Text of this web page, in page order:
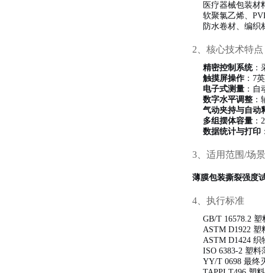
医疗器械包装材
软聚氯乙烯、
防水卷材、编织
2、核心技术特点
精密控制系统：
触摸屏操作 ：7
电子式测量 ：
数字水平调整
气动夹持与自动
多组摆体容量
数据统计与打印
3、适用范围/场景
薄膜包装撕裂强度
4、执行标准
GB/T 16578.2
ASTM D1922
ASTM D1424
ISO 6383-2 塑
YY/T 0698 最终